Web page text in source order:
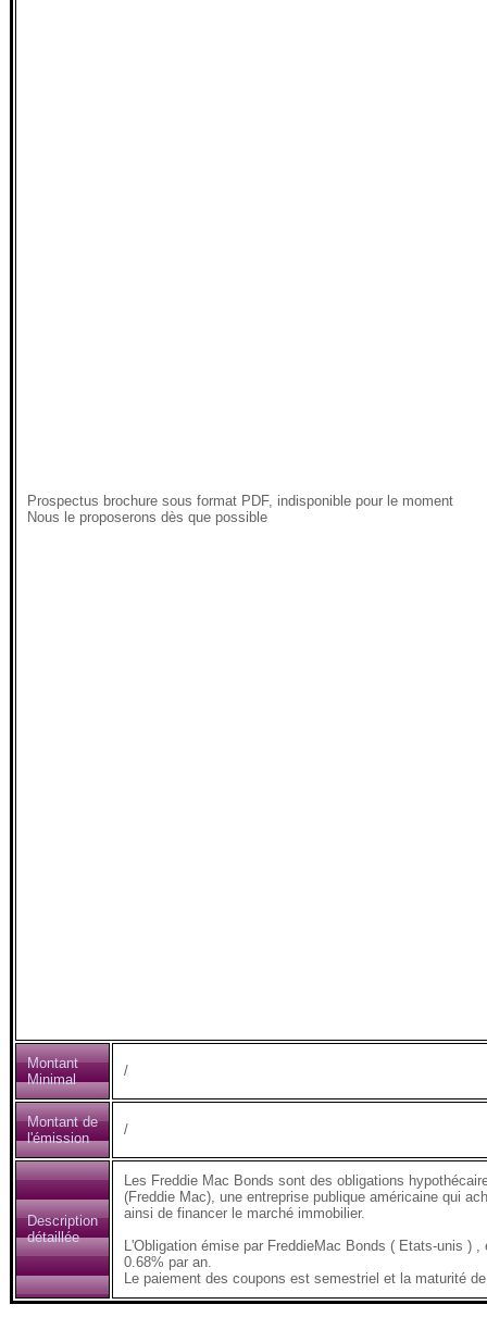
Prospectus brochure sous format PDF, indisponible pour le moment
Nous le proposerons dès que possible
Montant
Minimal
/
Montant de
l'émission
/
Description
détaillée
Les Freddie Mac Bonds sont des obligations
(Freddie Mac), une entreprise publique américaine qui
ainsi de financer le marché immobilier.
L'Obligation émise par FreddieMac Bonds ( Etats-unis )
0.68% par an.
Le paiement des coupons est semestriel et la maturité